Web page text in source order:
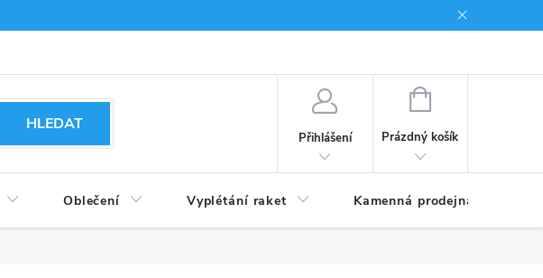
HLEDAT
Přihlášení
NÁKUPNÍ
Prázdný košík
Oblečení Vyplétání raket Kamenná prodejna